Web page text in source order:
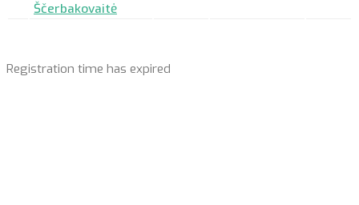
Ščerbakovaitė
Registration time has expired